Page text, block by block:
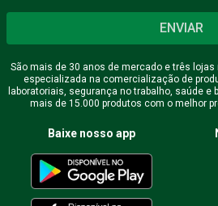
Seu nome
Endereço de email
Escreva uma avaliação
ENVIAR
São mais de 30 anos de mercado e três lojas
especializada na comercialização de
laboratoriais, segurança no trabalho, saúde e
mais de 15.000 produtos com o melhor
Baixe nosso app